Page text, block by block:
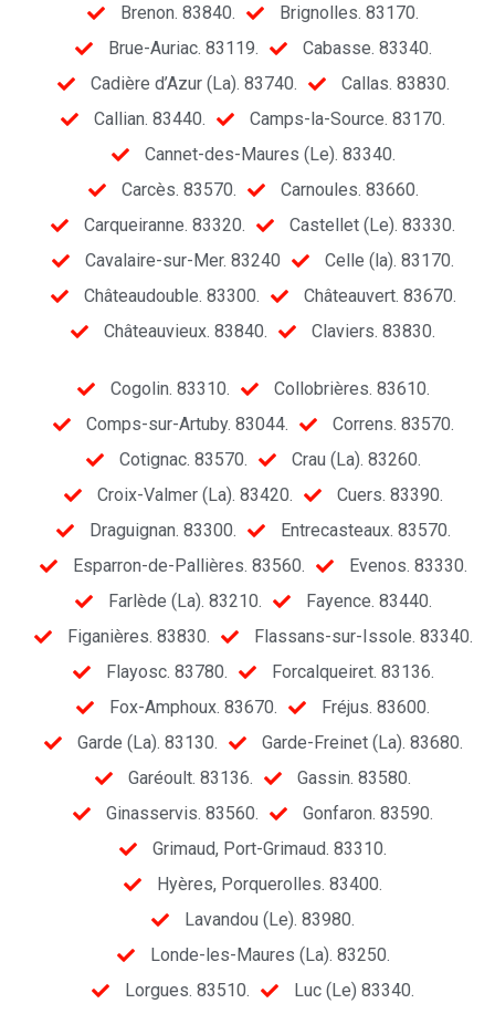
Brenon. 83840.
Brignolles. 83170.
Brue-Auriac. 83119.
Cabasse. 83340.
Cadière d’Azur (La). 83740.
Callas. 83830.
Callian. 83440.
Camps-la-Source. 83170.
Cannet-des-Maures (Le). 83340.
Carcès. 83570.
Carnoules. 83660.
Carqueiranne. 83320.
Castellet (Le). 83330.
Cavalaire-sur-Mer. 83240
Celle (la). 83170.
Châteaudouble. 83300.
Châteauvert. 83670.
Châteauvieux. 83840.
Claviers. 83830.
Cogolin. 83310.
Collobrières. 83610.
Comps-sur-Artuby. 83044.
Correns. 83570.
Cotignac. 83570.
Crau (La). 83260.
Croix-Valmer (La). 83420.
Cuers. 83390.
Draguignan. 83300.
Entrecasteaux. 83570.
Esparron-de-Pallières. 83560.
Evenos. 83330.
Farlède (La). 83210.
Fayence. 83440.
Figanières. 83830.
Flassans-sur-Issole. 83340.
Flayosc. 83780.
Forcalqueiret. 83136.
Fox-Amphoux. 83670.
Fréjus. 83600.
Garde (La). 83130.
Garde-Freinet (La). 83680.
Garéoult. 83136.
Gassin. 83580.
Ginasservis. 83560.
Gonfaron. 83590.
Grimaud, Port-Grimaud. 83310.
Hyères, Porquerolles. 83400.
Lavandou (Le). 83980.
Londe-les-Maures (La). 83250.
Lorgues. 83510.
Luc (Le) 83340.